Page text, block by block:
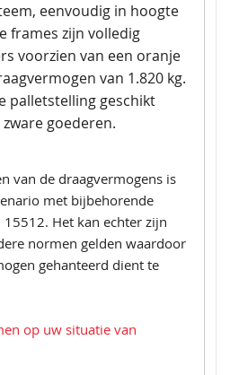
eenvoudig in hoogte
frames zijn volledig
voorzien van een oranje
van 1.820 kg.
palletstelling geschikt
goederen.
van de draagvermogens is
met bijbehorende
Het kan echter zijn
normen gelden waardoor
gehanteerd dient te
op uw situatie van